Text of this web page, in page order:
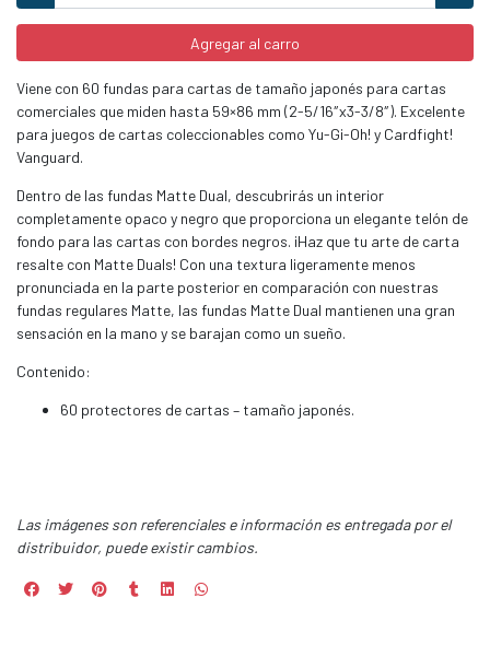
Agregar al carro
Viene con 60 fundas para cartas de tamaño japonés para cartas
comerciales que miden hasta 59×86 mm (2-5/16″x3-3/8″). Excelente
para juegos de cartas coleccionables como Yu-Gi-Oh! y Cardfight!
Vanguard.
Dentro de las fundas Matte Dual, descubrirás un interior
completamente opaco y negro que proporciona un elegante telón de
fondo para las cartas con bordes negros. ¡Haz que tu arte de carta
resalte con Matte Duals! Con una textura ligeramente menos
pronunciada en la parte posterior en comparación con nuestras
fundas regulares Matte, las fundas Matte Dual mantienen una gran
sensación en la mano y se barajan como un sueño.
Contenido:
60 protectores de cartas – tamaño japonés.
Las imágenes son referenciales e información es entregada por el
distribuidor, puede existir cambios.